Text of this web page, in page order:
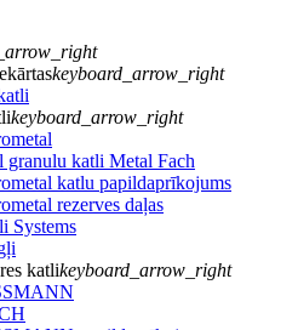
keyboard_arrow_right
keyboard_arrow_right
granulu katli Metal Fach
katlu papildaprīkojums
rezerves daļas
Systems
katlikeyboard_arrow_right